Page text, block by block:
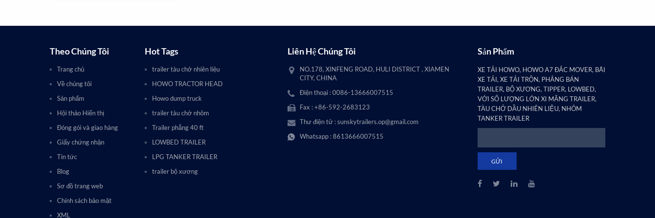
Theo Chúng Tôi
Trang chủ
Về chúng tôi
Sản phẩm
Hội thảo Hiển thị
Đóng gói và giao hàng
Giấy chứng nhận
Tin tức
Blog
Sơ đồ trang web
Chính sách bảo mật
XML
Hot Tags
trailer tàu chở nhiên liệu
HOWO TRACTOR HEAD
Howo dump truck
trailer tàu chở nhôm
Trailer phẳng 40 ft
LOWBED TRAILER
LPG TANKER TRAILER
trailer bộ xương
Liên Hệ Chúng Tôi
NO.178, XINFENG ROAD, HULI DISTRICT , XIAMEN
CITY, CHINA
Điện thoại : 0086-13666007515
Fax : +86-592-2683123
Thư điện tử :sunskytrailers.op@gmail.com
Whatsapp :8613666007515
Sản Phẩm
XE TẢI HOWO, HOWO A7 ĐẮC MOVER, BÃI
XE TẢI, XE TẢI TRỘN, PHẲNG BÁN
TRAILER, BỘ XƯƠNG, TIPPER, LOWBED,
VỚI SỐ LƯỢNG LỚN XI MĂNG TRAILER,
TÀU CHỞ DẦU NHIÊN LIỆU, NHÔM
TANKER TRAILER